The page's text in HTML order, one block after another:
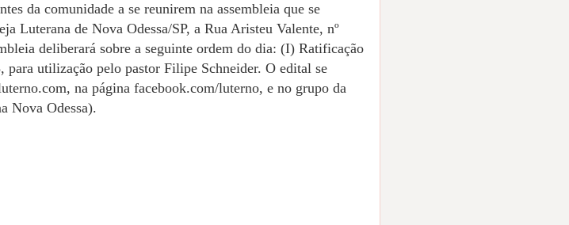
da comunidade a se reunirem na assembleia que se
Luterana de Nova Odessa/SP, a Rua Aristeu Valente, nº
deliberará sobre a seguinte ordem do dia: (I) Ratificação
utilização pelo pastor Filipe Schneider. O edital se
na página facebook.com/luterno, e no grupo da
Nova Odessa).